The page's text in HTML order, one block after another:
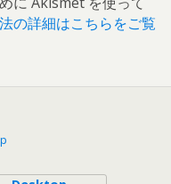
の詳細はこちらをご覧